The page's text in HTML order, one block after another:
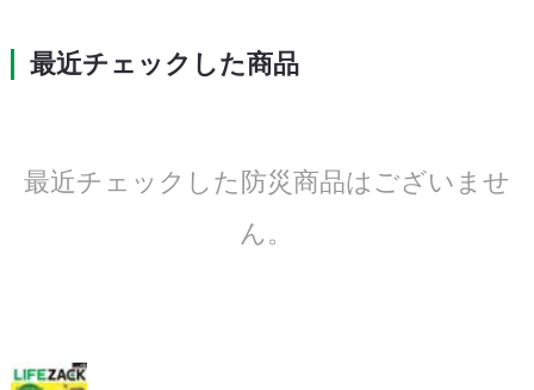
最近チェックした商品
最近チェックした防災商品はございませ
ん。